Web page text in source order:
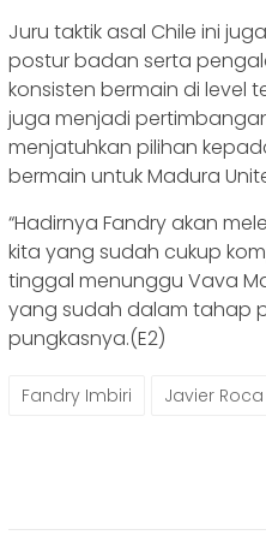
Juru taktik asal Chile ini
postur badan serta
konsisten bermain di level
juga menjadi
menjatuhkan pilihan
bermain untuk Madura
“Hadirnya Fandry akan
kita yang sudah cukup
tinggal menunggu Vava
yang sudah dalam tahap
pungkasnya.(E2)
Fandry Imbiri Javier Roca